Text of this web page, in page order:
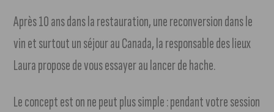
Après 10 ans dans la restauration, une reconversion dans le
vin et surtout un séjour au Canada, la responsable des lieux
Laura propose de vous essayer au lancer de hache.
Le concept est on ne peut plus simple : pendant votre session